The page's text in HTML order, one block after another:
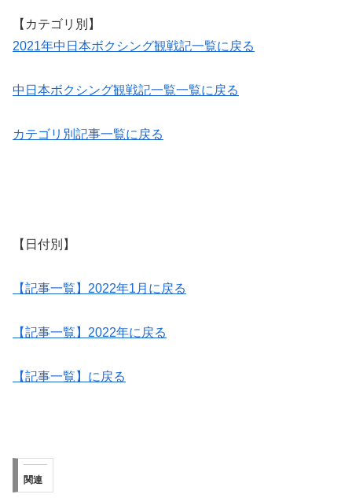
【カテゴリ別】
2021年中日本ボクシング観戦記一覧に戻る
中日本ボクシング観戦記一覧一覧に戻る
カテゴリ別記事一覧に戻る
【日付別】
【記事一覧】2022年1月に戻る
【記事一覧】2022年に戻る
【記事一覧】に戻る
関連